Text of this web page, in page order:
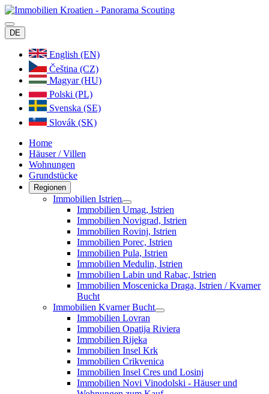
DE
English (EN)
Čeština (CZ)
Magyar (HU)
Polski (PL)
Svenska (SE)
Slovák (SK)
Home
Häuser / Villen
Wohnungen
Grundstücke
Regionen
Immobilien Istrien
Immobilien Umag, Istrien
Immobilien Novigrad, Istrien
Immobilien Rovinj, Istrien
Immobilien Porec, Istrien
Immobilien Pula, Istrien
Immobilien Medulin, Istrien
Immobilien Labin und Rabac, Istrien
Immobilien Moscenicka Draga, Istrien / Kvarner
Bucht
Immobilien Kvarner Bucht
Immobilien Lovran
Immobilien Opatija Riviera
Immobilien Rijeka
Immobilien Insel Krk
Immobilien Crikvenica
Immobilien Insel Cres und Losinj
Immobilien Novi Vinodolski - Häuser und